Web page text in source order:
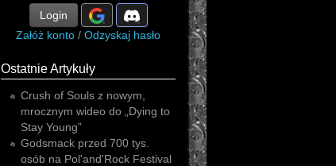
Login
Załóż konto / Odzyskaj hasło
Ostatnie Artykuły
Crush of Souls z nowym,
mrocznym wideo do „Dying to
Stay Young”
Godsmack przed 700 tys.
osób na Pol'and'Rock Festival